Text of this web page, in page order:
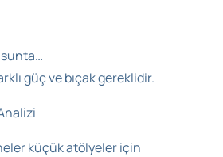
sunta…
güç ve bıçak gereklidir.
küçük atölyeler için